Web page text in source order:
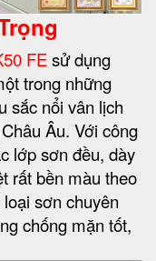
FEsử dụng
trong những
sắc nổi vân lịch
Âu. Với công
lớp sơn đều, dày
rất bền màu theo
sơn chuyên
chống mặn tốt,